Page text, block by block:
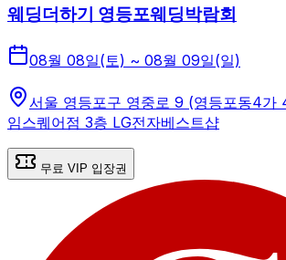
웨딩더하기 영등포웨딩박람회
08월 08일(토) ~ 08월 09일(일)
서울 영등포구 영중로 9 (영등포동4
임스퀘어점 3층 LG전자베스트샵
무료 VIP 입장권